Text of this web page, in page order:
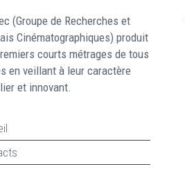
(Groupe de Recherches et
Cinématographiques) produit
courts métrages de tous
en veillant à leur caractère
et innovant.